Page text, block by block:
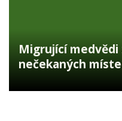
Migrující medvědi
nečekaných